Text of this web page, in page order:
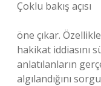
Çoklu bakış açısı
öne çıkar.
hakikat iddiasını
anlatılanların
algılandığını